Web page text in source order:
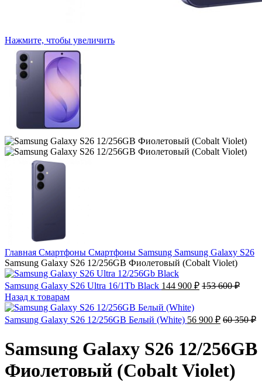
Нажмите, чтобы увеличить
Главная Смартфоны Смартфоны Samsung Samsung Galaxy S26
Samsung Galaxy S26 12/256GB Фиолетовый (Cobalt Violet)
Samsung Galaxy S26 Ultra 16/1Tb Black 144 900 ₽ 153 600₽
Назад к товарам
Samsung Galaxy S26 12/256GB Белый (White) 56 900 ₽ 60 350₽
Samsung Galaxy S26 12/256GB
Фиолетовый (Cobalt Violet)